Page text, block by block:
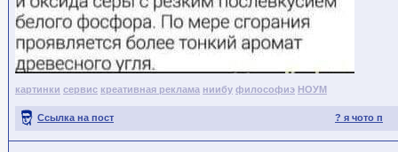
картинки сервис креативная реклама ниибу философиэ НОУМ
? я чото п
Ссылка на пост